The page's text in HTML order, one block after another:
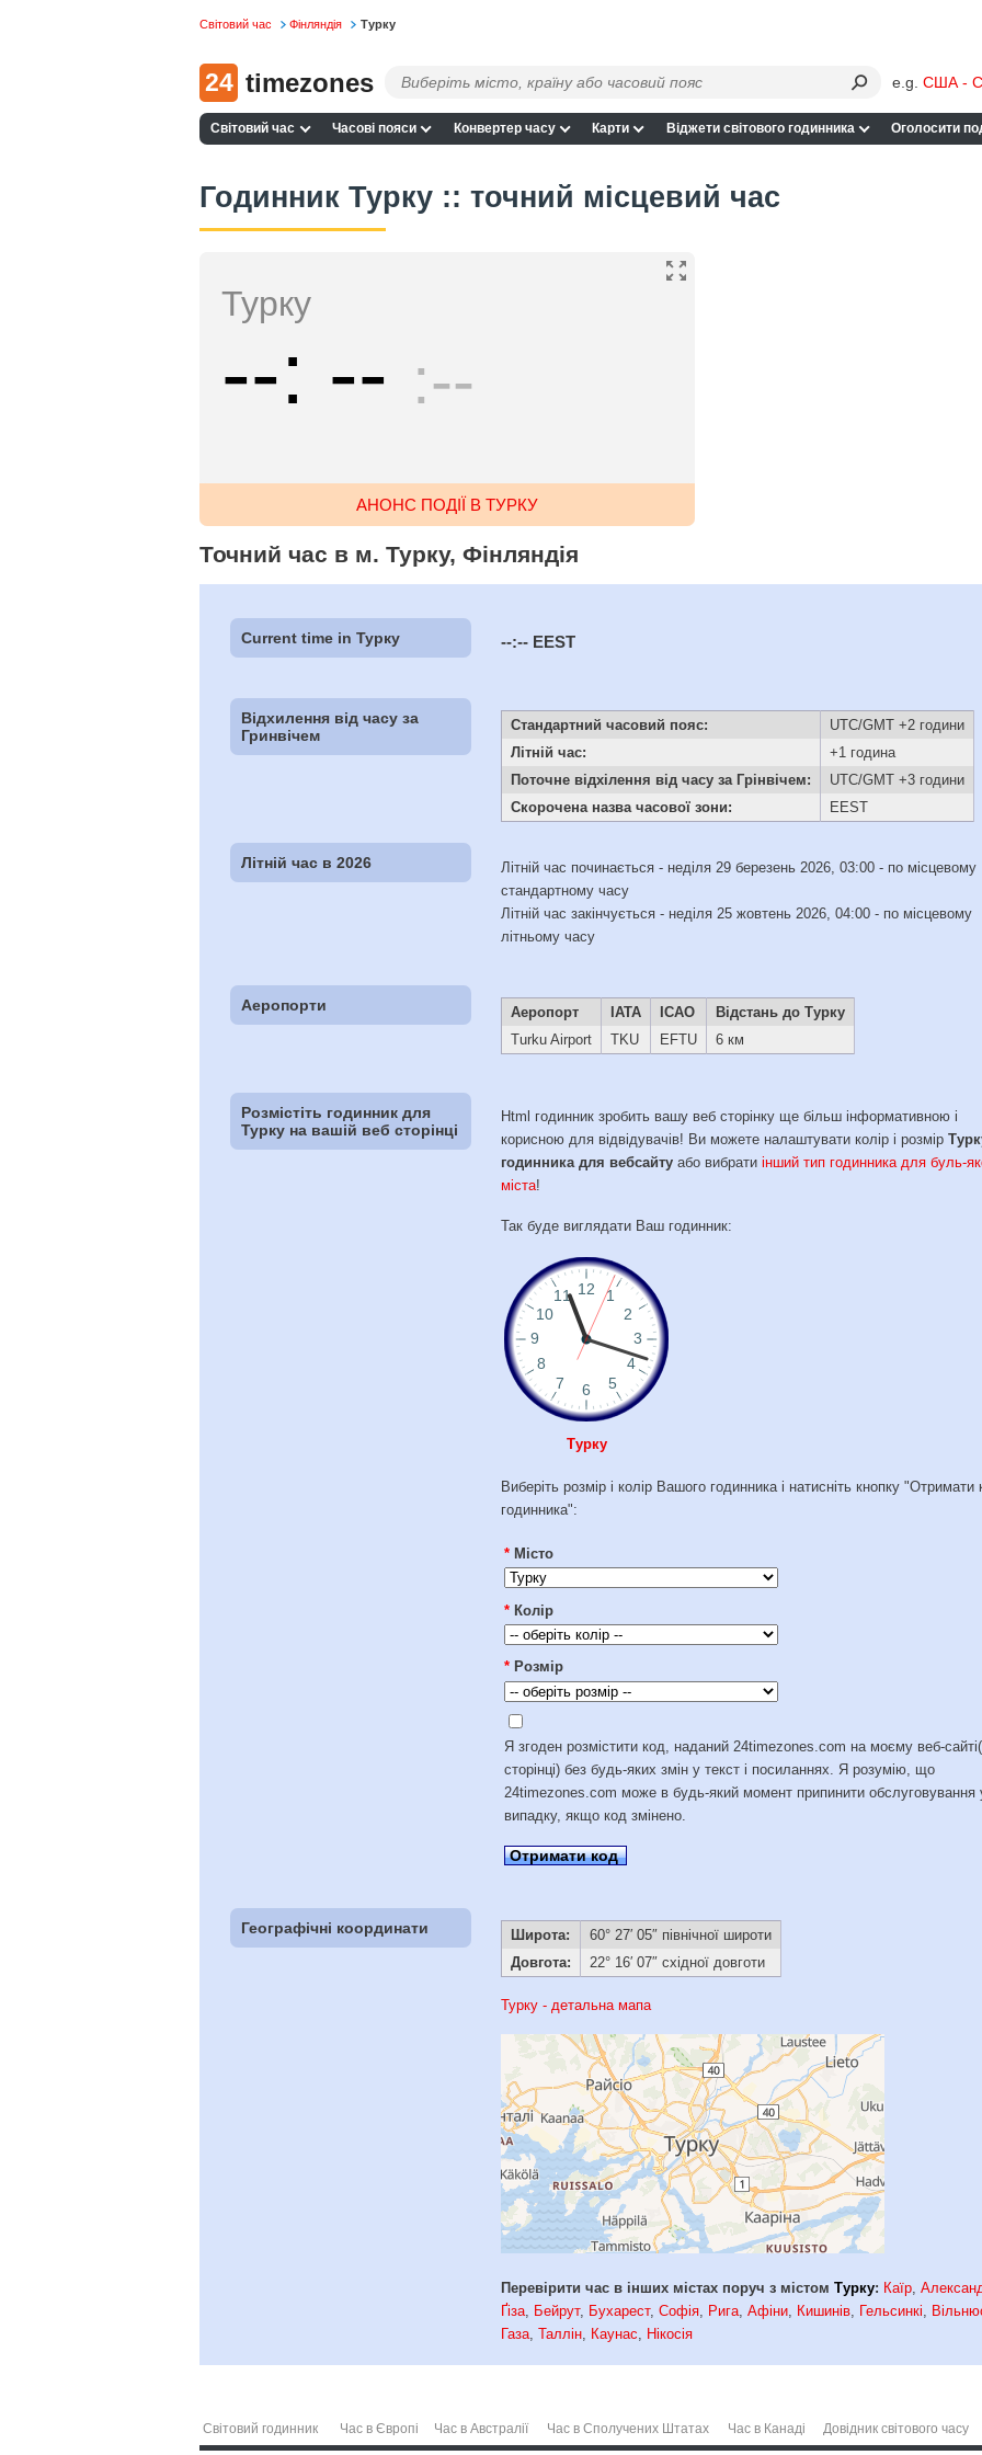
Світовий час Фінляндія Турку
24 timezones e.g. США -
Світовий час Часові пояси Конвертер часу Карти Віджети світового годинника Оголосити
Годинник Турку :: точний місцевий час
Турку
-- -- --
АНОНС ПОДІЇ В ТУРКУ
Точний час в м. Турку, Фінляндія
Current time in Турку --:-- EEST
Відхилення від часу за
Гринвічем
Стандартний часовий пояс:
UTC/GMT +2 години
Літній час:
+1 година
Поточне відхілення від часу за Грінвічем:
UTC/GMT +3 години
Скорочена назва часової зони:
EEST
Літній час в 2026
Літній час починається - неділя 29 березень 2026, 03:00 - по місцевому
стандартному часу
Літній час закінчується - неділя 25 жовтень 2026, 04:00 - по місцевому
літньому часу
Аеропорти Аеропорт IATA ICAO
Відстань до Турку
Turku Airport
TKU EFTU 6 км
Розмістіть годинник для
Турку на вашій веб сторінці
Html годинник зробить вашу веб сторінку ще більш інформативною і
корисною для відвідувачів! Ви можете налаштувати колір і розмір
годинника для вебсайту або вибратиінший тип годинника для буль-
міста!
Так буде виглядати Ваш годинник:
Турку
Виберіть розмір і колір Вашого годинника і натисніть кнопку "Отримати
годинника":
* Місто
* Колір
* Розмір
Я згоден розмістити код, наданий 24timezones.com на моєму веб-
сторінці) без будь-яких змін у текст і посиланнях. Я розумію, що
24timezones.com може в будь-який момент припинити обслуговування
випадку, якщо код змінено.
Отримати код
Географічні координати Широта:
60° 27′ 05″ північної широти
Довгота:
22° 16′ 07″ східної довготи
Турку - детальна мапа
Перевірити час в інших містах поруч з містомТурку: Каїр,
Ґіза, Бейрут, Бухарест,Софія, Рига,Афіни, Кишинів, Гельсинкі,
Газа,Таллін, Каунас, Нікосія
Світовий годинник Час в Європі Час в Австралії Час в Сполучених Штатах Час в Канаді Довідник світового часу